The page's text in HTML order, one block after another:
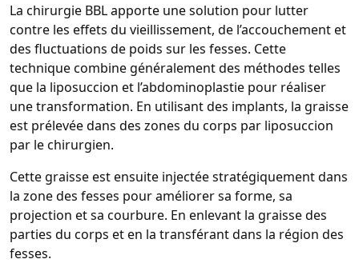
La chirurgie BBL apporte une solution pour lutter
contre les effets du vieillissement, de l’accouchement et
des fluctuations de poids sur les fesses. Cette
technique combine généralement des méthodes telles
que la liposuccion et l’abdominoplastie pour réaliser
une transformation. En utilisant des implants, la graisse
est prélevée dans des zones du corps par liposuccion
par le chirurgien.
Cette graisse est ensuite injectée stratégiquement dans
la zone des fesses pour améliorer sa forme, sa
projection et sa courbure. En enlevant la graisse des
parties du corps et en la transférant dans la région des
fesses.